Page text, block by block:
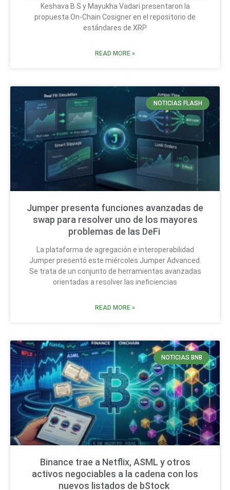
Keshava B S y Mayukha Vadari presentaron la
propuesta On-Chain Cosigner en el repositorio de
estándares de XRP
READ MORE »
NOTICIAS FLASH
Jumper presenta funciones avanzadas de
swap para resolver uno de los mayores
problemas de las DeFi
La plataforma de agregación e interoperabilidad
Jumper presentó este miércoles Jumper Advanced.
Se trata de un conjunto de herramientas avanzadas
orientadas a resolver las ineficiencias
READ MORE »
NOTICIAS BNB
Binance trae a Netflix, ASML y otros
activos negociables a la cadena con los
nuevos listados de bStock